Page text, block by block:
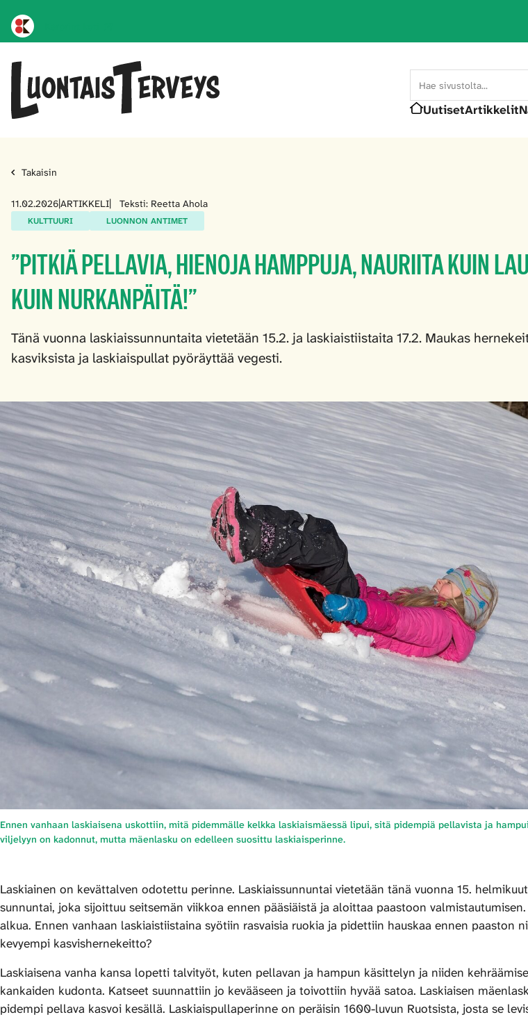
Etusivu
UutisetArtikkelit
Takaisin
11.02.2026|ARTIKKELI| Teksti: Reetta Ahola
KULTTUURI LUONNON ANTIMET
”PITKIÄ PELLAVIA, HIENOJA HAMPPUJA, NAURIITA KUIN
KUIN NURKANPÄITÄ!”
Tänä vuonna laskiaissunnuntaita vietetään 15.2. ja laskiaistiistaita 17.2. Maukas
kasviksista ja laskiaispullat pyöräyttää vegesti.
Ennen vanhaan laskiaisena uskottiin, mitä pidemmälle kelkka laskiaismäessä lipui, sitä pidempiä pellavista ja
viljelyyn on kadonnut, mutta mäenlasku on edelleen suosittu laskiaisperinne.
Laskiainen on kevättalven odotettu perinne. Laskiaissunnuntai vietetään tänä vuonna 15.
sunnuntai, joka sijoittuu seitsemän viikkoa ennen pääsiäistä ja aloittaa paastoon
alkua. Ennen vanhaan laskiaistiistaina syötiin rasvaisia ruokia ja pidettiin hauskaa ennen paaston
kevyempi kasvishernekeitto?
Laskiaisena vanha kansa lopetti talvityöt, kuten pellavan ja hampun käsittelyn ja niiden
kankaiden kudonta. Katseet suunnattiin jo kevääseen ja toivottiin hyvää satoa. Laskiaisen
pidempi pellava kasvoi kesällä. Laskiaispullaperinne on peräisin 1600-luvun Ruotsista, josta se